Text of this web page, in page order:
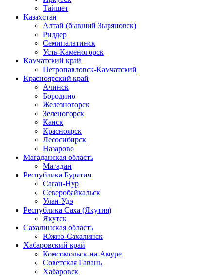
Тайшет
Казахстан
Алтай (бывший Зыряновск)
Риддер
Семипалатинск
Усть-Каменогорск
Камчатский край
Петропавловск-Камчатский
Красноярский край
Ачинск
Бородино
Железногорск
Зеленогорск
Канск
Красноярск
Лесосибирск
Назарово
Магаданская область
Магадан
Республика Бурятия
Саган-Нур
Северобайкальск
Улан-Удэ
Республика Саха (Якутия)
Якутск
Сахалинская область
Южно-Сахалинск
Хабаровский край
Комсомольск-на-Амуре
Советская Гавань
Хабаровск